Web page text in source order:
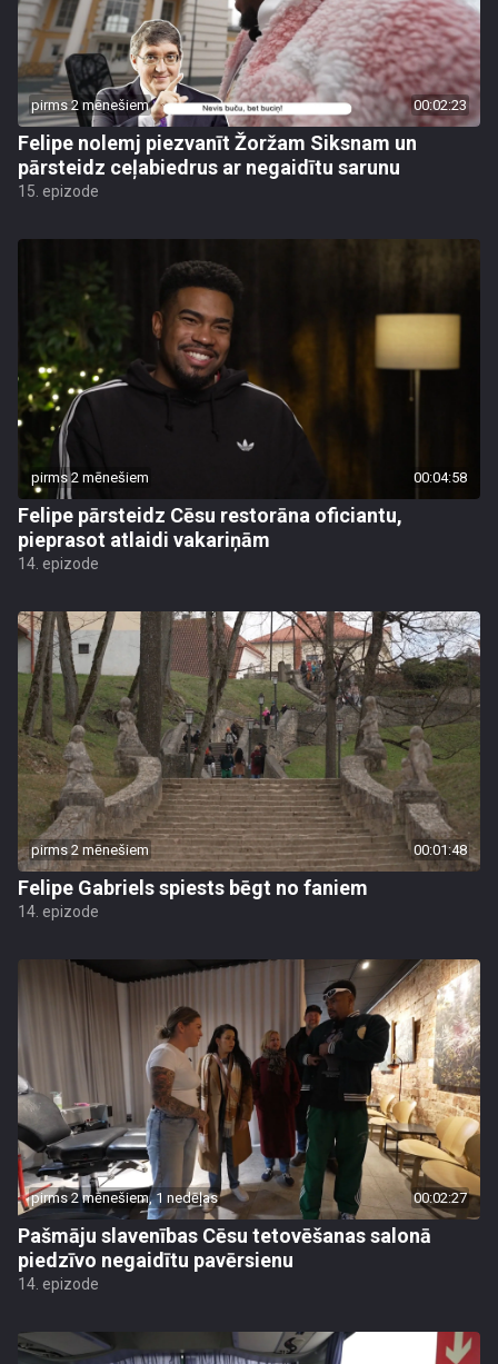
pirms 2 mēnešiem 00:02:23
Felipe nolemj piezvanīt Žoržam Siksnam un
pārsteidz ceļabiedrus ar negaidītu sarunu
15. epizode
pirms 2 mēnešiem 00:04:58
Felipe pārsteidz Cēsu restorāna oficiantu,
pieprasot atlaidi vakariņām
14. epizode
pirms 2 mēnešiem 00:01:48
Felipe Gabriels spiests bēgt no faniem
14. epizode
pirms 2 mēnešiem, 1 nedēļas 00:02:27
Pašmāju slavenības Cēsu tetovēšanas salonā
piedzīvo negaidītu pavērsienu
14. epizode